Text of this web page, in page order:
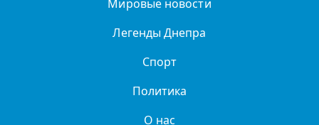
Мировые новости
Легенды Днепра
Спорт
Политика
О нас